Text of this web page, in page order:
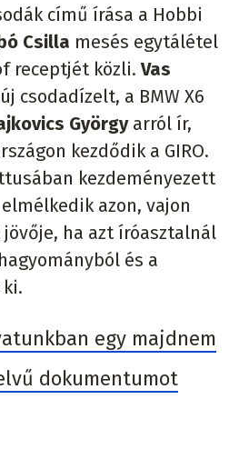
című írása a Hobbi
Csilla mesés egytálétel
receptjét közli.Vas
csodadízelt, a BMW X6
Györgyarról ír,
kezdődik a GIRO.
kezdeményezett
azon, vajon
ha azt íróasztalnál
és a
egy majdnem
dokumentumot